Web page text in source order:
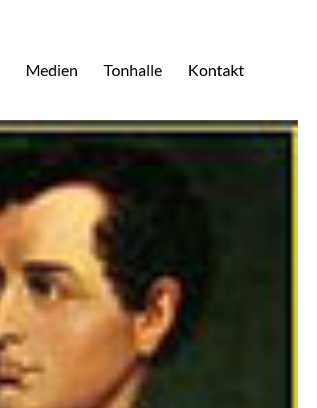
Medien Tonhalle
Kontakt